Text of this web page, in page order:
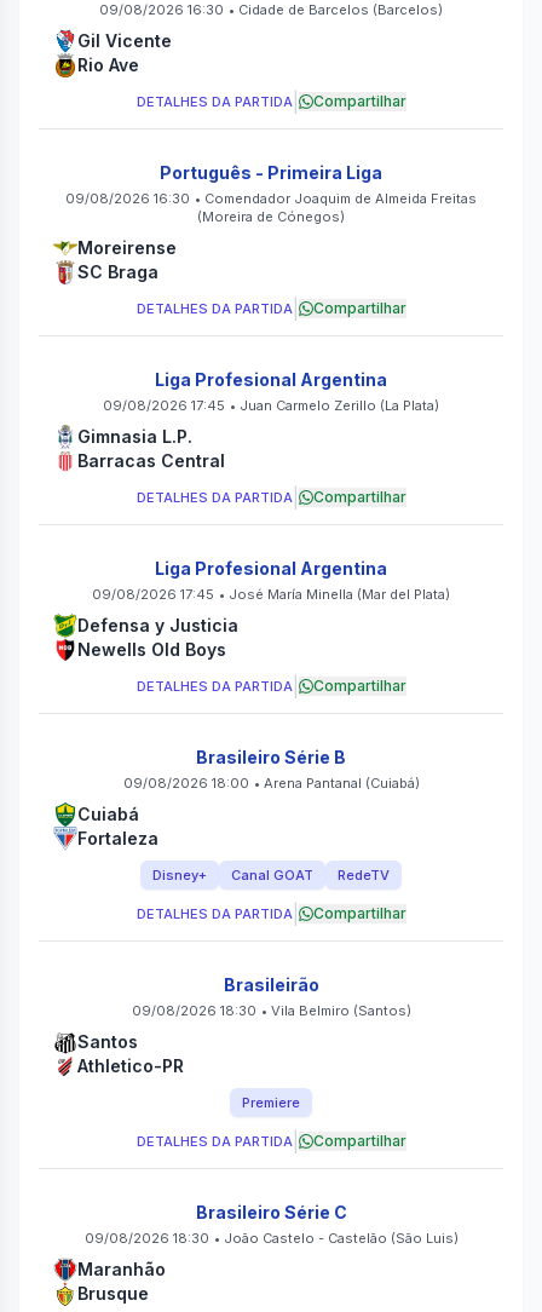
09/08/2026 16:30 • Cidade de Barcelos (Barcelos)
Gil Vicente
Rio Ave
DETALHES DA PARTIDA| Compartilhar
Português - Primeira Liga
09/08/2026 16:30 • Comendador Joaquim de Almeida Freitas
(Moreira de Cónegos)
Moreirense
SC Braga
DETALHES DA PARTIDA| Compartilhar
Liga Profesional Argentina
09/08/2026 17:45 • Juan Carmelo Zerillo (La Plata)
Gimnasia L.P.
Barracas Central
DETALHES DA PARTIDA| Compartilhar
Liga Profesional Argentina
09/08/2026 17:45 • José María Minella (Mar del Plata)
Defensa y Justicia
Newells Old Boys
DETALHES DA PARTIDA| Compartilhar
Brasileiro Série B
09/08/2026 18:00 • Arena Pantanal (Cuiabá)
Cuiabá
Fortaleza
Disney+ Canal GOAT RedeTV
DETALHES DA PARTIDA| Compartilhar
Brasileirão
09/08/2026 18:30 • Vila Belmiro (Santos)
Santos
Athletico-PR
Premiere
DETALHES DA PARTIDA| Compartilhar
Brasileiro Série C
09/08/2026 18:30 • João Castelo - Castelão (São Luis)
Maranhão
Brusque